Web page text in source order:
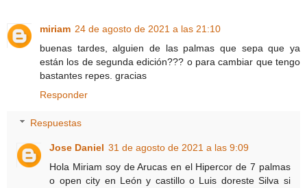
miriam 24 de agosto de 2021 a las 21:10
buenas tardes, alguien de las palmas que sepa que ya
están los de segunda edición??? o para cambiar que tengo
bastantes repes. gracias
Responder
Respuestas
Jose Daniel 31 de agosto de 2021 a las 9:09
Hola Miriam soy de Arucas en el Hipercor de 7 palmas
o open city en León y castillo o Luis doreste Silva si